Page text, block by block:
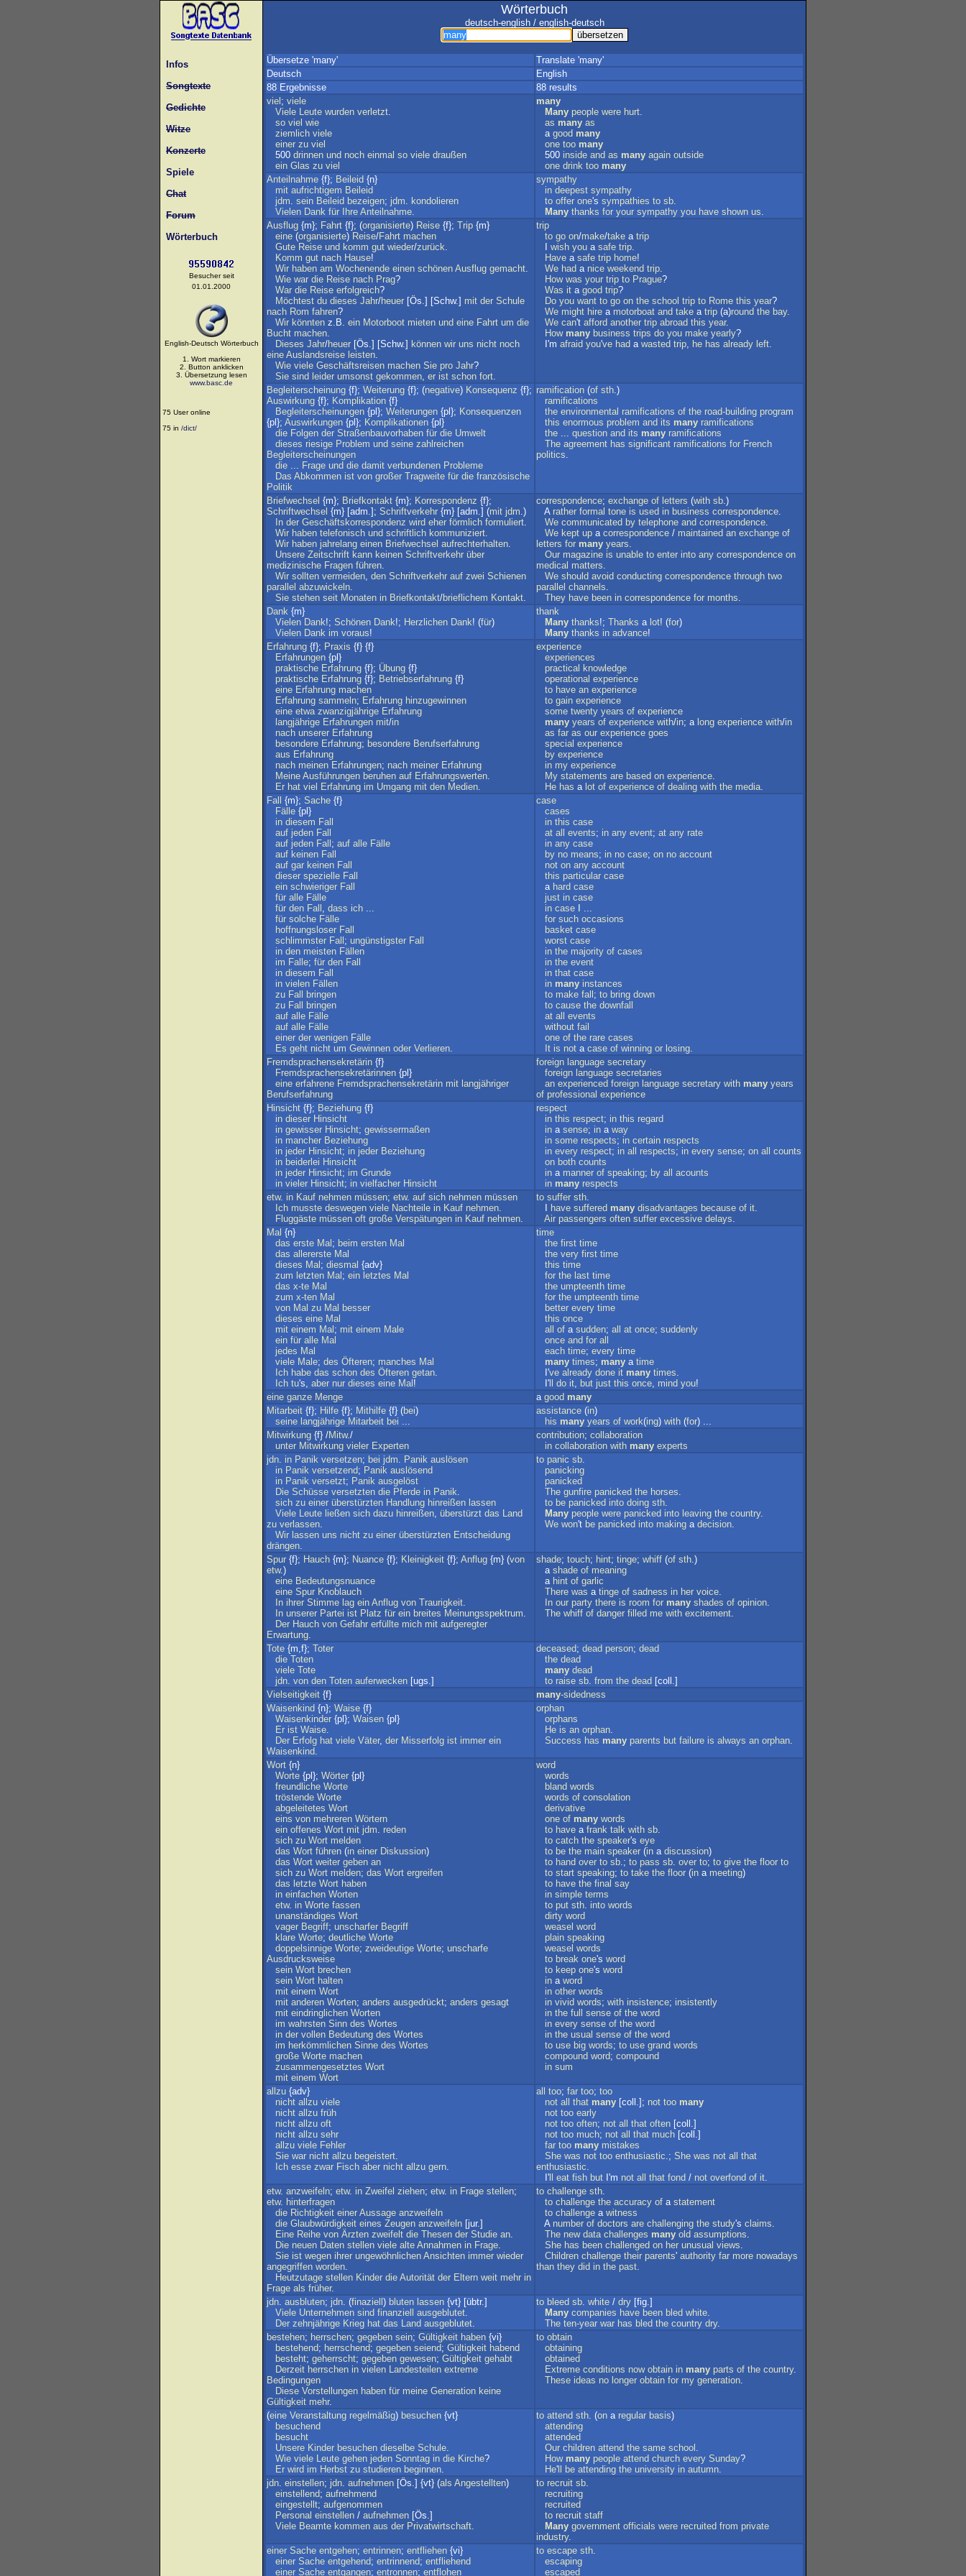
Infos
Songtexte
Gedichte
Witze
Konzerte
Spiele
Chat
Forum
Wörterbuch
Besucher seit
01.01.2000
English-Deutsch Wörterbuch
1. Wort markieren
2. Button anklicken
3. Übersetzung lesen
www.basc.de
75 User online
75 in /dict/
Wörterbuch
deutsch-english / english-deutsch
Übersetze 'many'
Translate 'many'
Deutsch
English
88 Ergebnisse
88 results
viel ; viele
Viele Leute wurden verletzt.
so viel wie
ziemlich viele
einer zu viel
500 drinnen und noch einmal so viele draußen
ein Glas zu viel
many
Many people were hurt.
as many as
a good many
one too many
500 inside and as many again outside
one drink too many
Anteilnahme {f}; Beileid {n}
mit aufrichtigem Beileid
jdm. sein Beileid bezeigen; jdm. kondolieren
Vielen Dank für Ihre Anteilnahme.
sympathy
in deepest sympathy
to offer one's sympathies to sb.
Many thanks for your sympathy you have shown us.
Ausflug {m}; Fahrt {f}; (organisierte) Reise {f}; Trip {m}
eine (organisierte) Reise/Fahrt machen
Gute Reise und komm gut wieder/zurück.
Komm gut nach Hause!
Wir haben am Wochenende einen schönen Ausflug gemacht.
Wie war die Reise nach Prag?
War die Reise erfolgreich?
Möchtest du dieses Jahr/heuer [Ös.] [Schw.] mit der Schule
nach Rom fahren?
Wir könnten z.B. ein Motorboot mieten und eine Fahrt um die
Bucht machen.
Dieses Jahr/heuer [Ös.] [Schw.] können wir uns nicht noch
eine Auslandsreise leisten.
Wie viele Geschäftsreisen machen Sie pro Jahr?
Sie sind leider umsonst gekommen, er ist schon fort.
trip
to go on/make/take a trip
wish you a safe trip.
Have a safe trip home!
We had a nice weekend trip.
How was your trip to Prague?
Was it a good trip?
Do you want to go on the school trip to Rome this year?
We might hire a motorboat and take a trip (a)round the bay.
We can't afford another trip abroad this year.
How many business trips do you make yearly?
I'm afraid you've had a wasted trip, he has already left.
Begleiterscheinung {f}; Weiterung {f}; (negative) Konsequenz {f};
Auswirkung {f}; Komplikation {f}
Begleiterscheinungen {pl}; Weiterungen {pl}; Konsequenzen
{pl}; Auswirkungen {pl}; Komplikationen {pl}
die Folgen der Straßenbauvorhaben für die Umwelt
dieses riesige Problem und seine zahlreichen
Begleiterscheinungen
die ... Frage und die damit verbundenen Probleme
Das Abkommen ist von großer Tragweite für die französische
Politik
ramification (of sth.)
ramifications
the environmental ramifications of the road-building program
this enormous problem and its many ramifications
the ... question and its many ramifications
The agreement has significant ramifications for French
politics.
Briefwechsel {m}; Briefkontakt {m}; Korrespondenz {f};
Schriftwechsel {m} [adm.]; Schriftverkehr {m} [adm.] (mit jdm.)
In der Geschäftskorrespondenz wird eher förmlich formuliert.
Wir haben telefonisch und schriftlich kommuniziert.
Wir haben jahrelang einen Briefwechsel aufrechterhalten.
Unsere Zeitschrift kann keinen Schriftverkehr über
medizinische Fragen führen.
Wir sollten vermeiden, den Schriftverkehr auf zwei Schienen
parallel abzuwickeln.
Sie stehen seit Monaten in Briefkontakt/brieflichem Kontakt.
correspondence; exchange of letters (with sb.)
A rather formal tone is used in business correspondence.
We communicated by telephone and correspondence.
We kept up a correspondence / maintained an exchange of
letters for many years.
Our magazine is unable to enter into any correspondence on
medical matters.
We should avoid conducting correspondence through two
parallel channels.
They have been in correspondence for months.
Dank {m}
Vielen Dank!; Schönen Dank!; Herzlichen Dank! (für)
Vielen Dank im voraus!
thank
Many thanks!; Thanks a lot! (for)
Many thanks in advance!
Erfahrung {f}; Praxis {f} {f}
Erfahrungen {pl}
praktische Erfahrung {f}; Übung {f}
praktische Erfahrung {f}; Betriebserfahrung {f}
eine Erfahrung machen
Erfahrung sammeln; Erfahrung hinzugewinnen
eine etwa zwanzigjährige Erfahrung
langjährige Erfahrungen mit/in
nach unserer Erfahrung
besondere Erfahrung; besondere Berufserfahrung
aus Erfahrung
nach meinen Erfahrungen; nach meiner Erfahrung
Meine Ausführungen beruhen auf Erfahrungswerten.
Er hat viel Erfahrung im Umgang mit den Medien.
experience
experiences
practical knowledge
operational experience
to have an experience
to gain experience
some twenty years of experience
many years of experience with/in; a long experience with/in
as far as our experience goes
special experience
by experience
in my experience
My statements are based on experience.
He has a lot of experience of dealing with the media.
Fall {m}; Sache {f}
Fälle {pl}
in diesem Fall
auf jeden Fall
auf jeden Fall ; auf alle Fälle
auf keinen Fall
auf gar keinen Fall
dieser spezielle Fall
ein schwieriger Fall
für alle Fälle
für den Fall , dass ich ...
für solche Fälle
hoffnungsloser Fall
schlimmster Fall ; ungünstigster Fall
in den meisten Fällen
im Falle; für den Fall
in diesem Fall
in vielen Fällen
zu Fall
bringen
zu Fall
bringen
auf alle Fälle
auf alle Fälle
einer der wenigen Fälle
Es geht nicht um Gewinnen oder Verlieren.
case
cases
in this case
at all events; in any event; at any rate
in any case
by no means; in no case; on no account
not on any account
this particular case
a hard case
just in case
in case I ...
for such occasions
basket case
worst case
in the majority of cases
in the event
in that case
in many instances
to make fall ; to bring down
to cause the downfall
at all events
without fail
one of the rare cases
It is not a case of winning or losing.
Fremdsprachensekretärin {f}
Fremdsprachensekretärinnen {pl}
eine erfahrene Fremdsprachensekretärin mit langjähriger
Berufserfahrung
foreign language secretary
foreign language secretaries
an experienced foreign language secretary with many years
of professional experience
Hinsicht {f}; Beziehung {f}
in dieser Hinsicht
in gewisser Hinsicht; gewissermaßen
in mancher Beziehung
in jeder Hinsicht; in jeder Beziehung
in beiderlei Hinsicht
in jeder Hinsicht; im Grunde
in vieler Hinsicht; in vielfacher Hinsicht
respect
in this respect; in this regard
in a sense; in a way
in some respects; in certain respects
in every respect; in all respects; in every sense; on all counts
on both counts
in a manner of speaking; by all acounts
in many respects
etw. in Kauf nehmen müssen; etw. auf sich nehmen müssen
Ich musste deswegen viele Nachteile in Kauf nehmen.
Fluggäste müssen oft große Verspätungen in Kauf nehmen.
to suffer sth.
have suffered many disadvantages because of it.
Air passengers often suffer excessive delays.
Mal {n}
das erste Mal ; beim ersten Mal
das allererste Mal
dieses Mal ; diesmal {adv}
zum letzten Mal ; ein letztes Mal
das x-te Mal
zum x-ten Mal
von Mal zu Mal besser
dieses eine Mal
mit einem Mal ; mit einem Male
ein für alle Mal
jedes Mal
viele Male; des Öfteren; manches Mal
Ich habe das schon des Öfteren getan.
Ich tu's, aber nur dieses eine Mal !
time
the first time
the very first time
this time
for the last time
the umpteenth time
for the umpteenth time
better every time
this once
all of a sudden; all at once; suddenly
once and for all
each time; every time
many times; many a time
I've already done it many times.
I'
do it, but just this once, mind you!
eine ganze Menge a good many
Mitarbeit {f}; Hilfe {f}; Mithilfe {f} (bei)
seine langjährige Mitarbeit bei ...
assistance (in)
his many years of work(ing) with (for) ...
Mitwirkung {f} /Mitw./
unter Mitwirkung vieler Experten
contribution; collaboration
in collaboration with many experts
jdn. in Panik versetzen; bei jdm. Panik auslösen
in Panik versetzend; Panik auslösend
in Panik versetzt; Panik ausgelöst
Die Schüsse versetzten die Pferde in Panik.
sich zu einer überstürzten Handlung hinreißen lassen
Viele Leute ließen sich dazu hinreißen, überstürzt das Land
zu verlassen.
Wir lassen uns nicht zu einer überstürzten Entscheidung
drängen.
to panic sb.
panicking
panicked
The gunfire panicked the horses.
to be panicked into doing sth.
Many people were panicked into leaving the country.
We won't be panicked into making a decision.
Spur {f}; Hauch {m}; Nuance {f}; Kleinigkeit {f}; Anflug {m} (von
etw.)
eine Bedeutungsnuance
eine Spur Knoblauch
In ihrer Stimme lag ein Anflug von Traurigkeit.
In unserer Partei ist Platz für ein breites Meinungsspektrum.
Der Hauch von Gefahr erfüllte mich mit aufgeregter
Erwartung.
shade; touch; hint; tinge; whiff (of sth.)
a shade of meaning
a hint of garlic
There was a tinge of sadness in her voice.
In our party there is room for many shades of opinion.
The whiff of danger filled me with excitement.
Tote {m,f}; Toter
die Toten
viele Tote
jdn. von den Toten auferwecken [ugs.]
deceased; dead person; dead
the dead
many dead
to raise sb. from the dead [coll.]
Vielseitigkeit {f} many-sidedness
Waisenkind {n}; Waise {f}
Waisenkinder {pl}; Waisen {pl}
Er ist Waise.
Der Erfolg hat viele Väter, der Misserfolg ist immer ein
Waisenkind.
orphan
orphans
He is an orphan.
Success has many parents but failure is always an orphan.
Wort {n}
Worte {pl}; Wörter {pl}
freundliche Worte
tröstende Worte
abgeleitetes Wort
eins von mehreren Wörtern
ein offenes Wort mit jdm. reden
sich zu Wort melden
das Wort führen (in einer Diskussion)
das Wort weiter geben an
sich zu Wort melden; das Wort ergreifen
das letzte Wort haben
in einfachen Worten
etw. in Worte fassen
unanständiges Wort
vager Begriff; unscharfer Begriff
klare Worte; deutliche Worte
doppelsinnige Worte; zweideutige Worte; unscharfe
Ausdrucksweise
sein Wort brechen
sein Wort halten
mit einem Wort
mit anderen Worten; anders ausgedrückt; anders gesagt
mit eindringlichen Worten
im wahrsten Sinn des Wortes
in der vollen Bedeutung des Wortes
im herkömmlichen Sinne des Wortes
große Worte machen
zusammengesetztes Wort
mit einem Wort
word
words
bland words
words of consolation
derivative
one of many words
to have a frank talk with sb.
to catch the speaker's eye
to be the main speaker (in a discussion)
to hand over to sb.; to pass sb. over to; to give the floor to
to start speaking; to take the floor (in a meeting)
to have the final say
in simple terms
to put sth. into words
dirty word
weasel word
plain speaking
weasel words
to break one's word
to keep one's word
in a word
in other words
in vivid words; with insistence; insistently
in the full sense of the word
in every sense of the word
in the usual sense of the word
to use big words; to use grand words
compound word; compound
in sum
allzu {adv}
nicht allzu viele
nicht allzu früh
nicht allzu oft
nicht allzu sehr
allzu viele Fehler
Sie war nicht allzu begeistert.
Ich esse zwar Fisch aber nicht allzu gern.
all too; far too; too
not all that many [coll.]; not too many
not too early
not too often; not all that often [coll.]
not too much; not all that much [coll.]
far too many mistakes
She was not too enthusiastic.; She was not all that
enthusiastic.
I'
eat fish but I'm not all that fond / not overfond of it.
etw. anzweifeln; etw. in Zweifel ziehen; etw. in Frage stellen;
etw. hinterfragen
die Richtigkeit einer Aussage anzweifeln
die Glaubwürdigkeit eines Zeugen anzweifeln [jur.]
Eine Reihe von Ärzten zweifelt die Thesen der Studie an.
Die neuen Daten stellen viele alte Annahmen in Frage.
Sie ist wegen ihrer ungewöhnlichen Ansichten immer wieder
angegriffen worden.
Heutzutage stellen Kinder die Autorität der Eltern weit mehr in
Frage als früher.
to challenge sth.
to challenge the accuracy of a statement
to challenge a witness
A number of doctors are challenging the study's claims.
The new data challenges many old assumptions.
She has been challenged on her unusual views.
Children challenge their parents' authority far more nowadays
than they did in the past.
jdn. ausbluten; jdn. (finaziell ) bluten lassen {vt} [übtr.]
Viele Unternehmen sind finanziell ausgeblutet.
Der zehnjährige Krieg hat das Land ausgeblutet.
to bleed sb. white / dry [fig.]
Many companies have been bled white.
The ten-year war has bled the country dry.
bestehen; herrschen; gegeben sein; Gültigkeit haben {vi}
bestehend; herrschend; gegeben seiend; Gültigkeit habend
besteht; geherrscht; gegeben gewesen; Gültigkeit gehabt
Derzeit herrschen in vielen Landesteilen extreme
Bedingungen
Diese Vorstellungen haben für meine Generation keine
Gültigkeit mehr.
to obtain
obtaining
obtained
Extreme conditions now obtain in many parts of the country.
These ideas no longer obtain for my generation.
(eine Veranstaltung regelmäßig) besuchen {vt}
besuchend
besucht
Unsere Kinder besuchen dieselbe Schule.
Wie viele Leute gehen jeden Sonntag in die Kirche?
Er wird im Herbst zu studieren beginnen.
to attend sth. (on a regular basis)
attending
attended
Our children attend the same school .
How many people attend church every Sunday?
He' be attending the university in autumn.
jdn. einstellen; jdn. aufnehmen [Ös.] {vt} (als Angestellten)
einstellend; aufnehmend
eingestellt; aufgenommen
Personal einstellen / aufnehmen [Ös.]
Viele Beamte kommen aus der Privatwirtschaft.
to recruit sb.
recruiting
recruited
to recruit staff
Many government officials were recruited from private
industry.
einer Sache entgehen; entrinnen; entfliehen {vi}
einer Sache entgehend; entrinnend; entfliehend
einer Sache entgangen; entronnen; entflohen
to escape sth.
escaping
escaped